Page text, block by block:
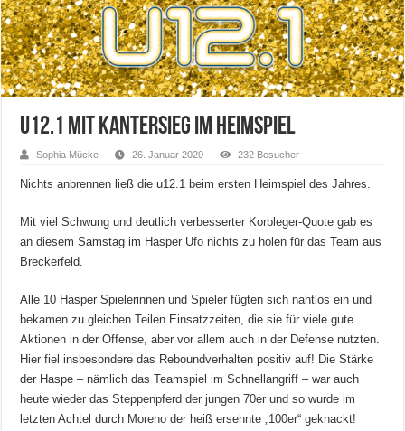
U12.1 mit Kantersieg im Heimspiel
Sophia Mücke 26. Januar 2020 232 Besucher
Nichts anbrennen ließ die u12.1 beim ersten Heimspiel des Jahres.
Mit viel Schwung und deutlich verbesserter Korbleger-Quote gab es
an diesem Samstag im Hasper Ufo nichts zu holen für das Team aus
Breckerfeld.
Alle 10 Hasper Spielerinnen und Spieler fügten sich nahtlos ein und
bekamen zu gleichen Teilen Einsatzzeiten, die sie für viele gute
Aktionen in der Offense, aber vor allem auch in der Defense nutzten.
Hier fiel insbesondere das Reboundverhalten positiv auf! Die Stärke
der Haspe – nämlich das Teamspiel im Schnellangriff – war auch
heute wieder das Steppenpferd der jungen 70er und so wurde im
letzten Achtel durch Moreno der heiß ersehnte „100er“ geknackt!